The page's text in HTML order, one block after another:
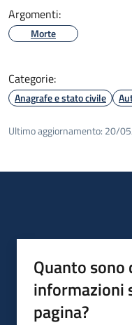
Argomenti:
Morte
Categorie:
Anagrafe e stato civile
Ultimo aggiornamento: 20/
Quanto sono
informazioni
pagina?